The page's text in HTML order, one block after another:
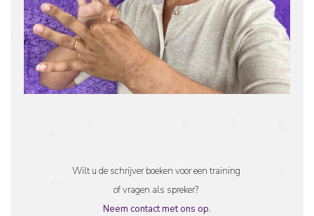
Wilt u de schrijver boeken voor een training
of vragen als spreker?
Neem contact met ons op.